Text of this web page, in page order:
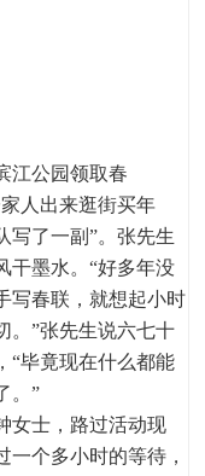
公园领取春
人出来逛街买年
写了一副”。张先生
干墨水。“好多年没
写春联，就想起小时
。”张先生说六七十
“毕竟现在什么都能
。”
士，路过活动现
个多小时的等待，